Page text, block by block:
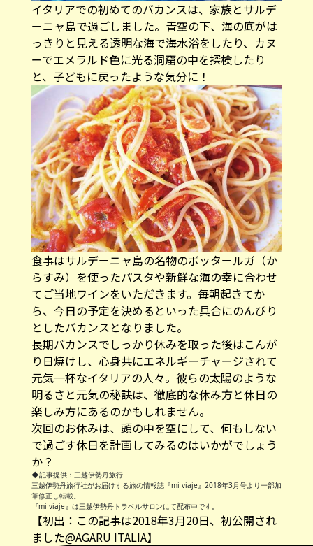
イタリアでの初めてのバカンスは、家族とサルデ
ーニャ島で過ごしました。青空の下、海の底がは
っきりと見える透明な海で海水浴をしたり、カヌ
ーでエメラルド色に光る洞窟の中を探検したり
と、子どもに戻ったような気分に！
食事はサルデーニャ島の名物のボッタールガ（か
らすみ）を使ったパスタや新鮮な海の幸に合わせ
てご当地ワインをいただきます。毎朝起きてか
ら、今日の予定を決めるといった具合にのんびり
としたバカンスとなりました。
長期バカンスでしっかり休みを取った後はこんが
り日焼けし、心身共にエネルギーチャージされて
元気一杯なイタリアの人々。彼らの太陽のような
明るさと元気の秘訣は、徹底的な休み方と休日の
楽しみ方にあるのかもしれません。
次回のお休みは、頭の中を空にして、何もしない
で過ごす休日を計画してみるのはいかがでしょう
か？
◆記事提供：三越伊勢丹旅行
三越伊勢丹旅行社がお届けする旅の情報誌『mi viaje』2018年3月号より一部加
筆修正し転載。
『mi viaje』は三越伊勢丹トラベルサロンにて配布中です。
【初出：この記事は2018年3月20日、初公開され
ました@AGARU ITALIA】